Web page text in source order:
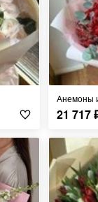
Анемоны
21 717